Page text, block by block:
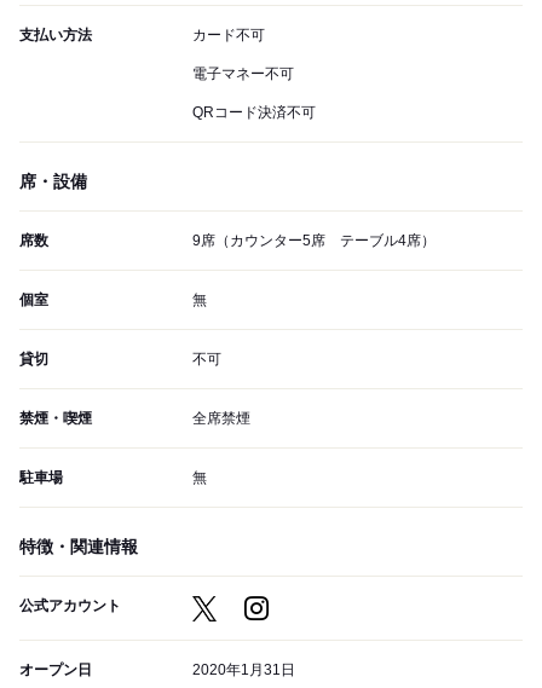
支払い方法 カード不可
電子マネー不可
QRコード決済不可
席・設備
席数 9席（カウンター5席 テーブル4席）
個室 無
貸切 不可
禁煙・喫煙 全席禁煙
駐車場 無
特徴・関連情報
公式アカウント
オープン日 2020年1月31日